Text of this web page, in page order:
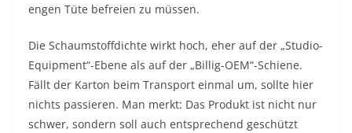
engen Tüte befreien zu müssen.
Die Schaumstoffdichte wirkt hoch, eher auf der „Studio-
Equipment“-Ebene als auf der „Billig-OEM“-Schiene.
Fällt der Karton beim Transport einmal um, sollte hier
nichts passieren. Man merkt: Das Produkt ist nicht nur
schwer, sondern soll auch entsprechend geschützt